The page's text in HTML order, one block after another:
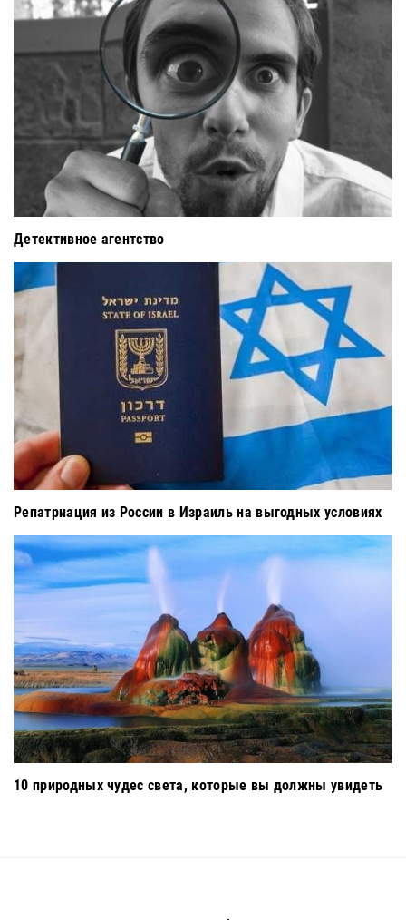
Детективное агентство
Репатриация из России в Израиль на выгодных условиях
10 природных чудес света, которые вы должны увидеть